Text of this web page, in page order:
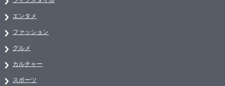
エンタメ
ファッション
グルメ
カルチャー
スポーツ